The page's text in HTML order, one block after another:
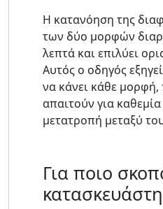
Η κατανόηση της
των δύο μορφών
λεπτά και επιλύει
Αυτός ο οδηγός
να κάνει κάθε μορφή,
απαιτούν για
μετατροπή μεταξύ
Για ποιο